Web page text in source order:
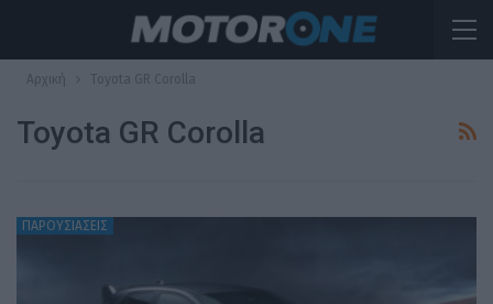
Αρχική Toyota GR Corolla
Toyota GR Corolla
ΠΑΡΟΥΣΙΑΣΕΙΣ